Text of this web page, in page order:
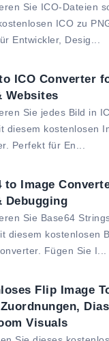
Sie ICO-Dateien
ICO zu
Entwickler, Desig...
ICO Converter
Websites
Sie jedes Bild in
diesem kostenlosen
Perfekt für En...
to Image
Debugging
Sie Base64
diesem kostenlosen
Fügen Sie I...
Flip Image
Visuals